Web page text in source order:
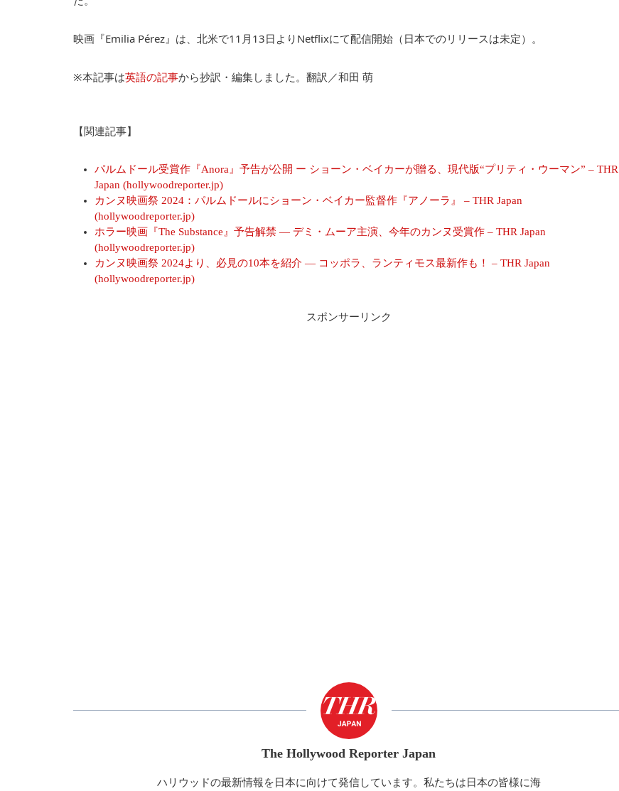
映画『Emilia Pérez』は、北米で11月13日よりNetflixにて配信開始（日本でのリリースは未定）。
※本記事は英語の記事から抄訳・編集しました。翻訳／和田 萌
【関連記事】
パルムドール受賞作『Anora』予告が公開 ー ショーン・ベイカーが贈る、現代版“プリティ・ウーマン” – THR
Japan (hollywoodreporter.jp)
カンヌ映画祭 2024：パルムドールにショーン・ベイカー監督作『アノーラ』 – THR Japan
(hollywoodreporter.jp)
ホラー映画『The Substance』予告解禁 ― デミ・ムーア主演、今年のカンヌ受賞作 – THR Japan
(hollywoodreporter.jp)
カンヌ映画祭 2024より、必見の10本を紹介 ― コッポラ、ランティモス最新作も！ – THR Japan
(hollywoodreporter.jp)
スポンサーリンク
The Hollywood Reporter Japan
ハリウッドの最新情報を日本に向けて発信しています。私たちは日本の皆様に海